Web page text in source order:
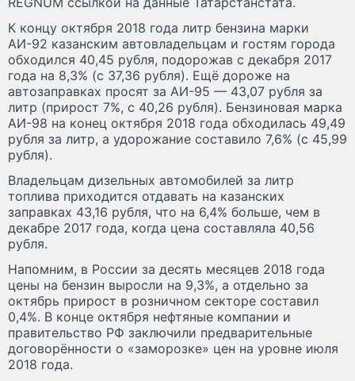
К концу октября 2018 года литр бензина марки
АИ-92 казанским автовладельцам и гостям города
обходился 40,45 рубля, подорожав с декабря 2017
года на 8,3% (с 37,36 рубля). Ещё дороже на
автозаправках просят за АИ-95 — 43,07 рубля за
литр (прирост 7%, с 40,26 рубля). Бензиновая марка
АИ-98 на конец октября 2018 года обходилась 49,49
рубля за литр, а удорожание составило 7,6% (с 45,99
рубля).
Владельцам дизельных автомобилей за литр
топлива приходится отдавать на казанских
заправках 43,16 рубля, что на 6,4% больше, чем в
декабре 2017 года, когда цена составляла 40,56
рубля.
Напомним, в России за десять месяцев 2018 года
цены на бензин выросли на 9,3%, а отдельно за
октябрь прирост в розничном секторе составил
0,4%. В конце октября нефтяные компании и
правительство РФ заключили предварительные
договорённости о «заморозке» цен на уровне июля
2018 года.